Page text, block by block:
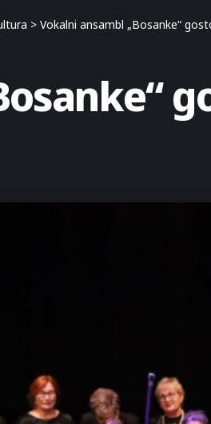
> Vokalni ansambl „Bosanke“